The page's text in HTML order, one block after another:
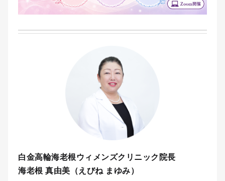
白金高輪海老根ウィメンズクリニック院長
海老根 真由美（えびね まゆみ）